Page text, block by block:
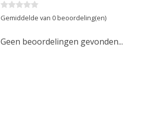
Gemiddelde van 0 beoordeling(en)
Geen beoordelingen gevonden...